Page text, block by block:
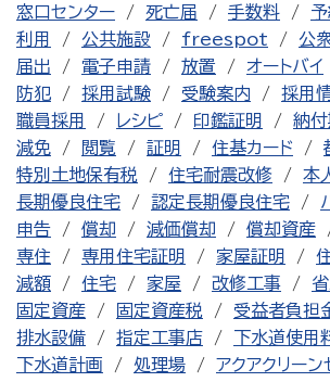
窓口センター
死亡届 手数料
利用
公共施設 freespot
公
届出
電子申請 放置 オートバイ
防犯
採用試験 受験案内
採用
職員採用
レシピ 印鑑証明 納
減免
閲覧 証明 住基カード
特別土地保有税
住宅耐震改修
本
長期優良住宅
認定長期優良住宅
申告
償却 減価償却 償却資産
専住
専用住宅証明 家屋証明
減額
住宅 家屋 改修工事
固定資産
固定資産税 受益者負担
排水設備
指定工事店 下水道使用
下水道計画
処理場
アクアクリーン